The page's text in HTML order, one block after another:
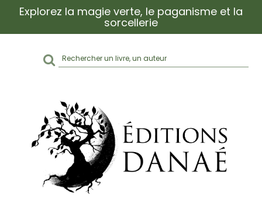
Explorez la magie verte, le paganisme et la
sorcellerie
Rechercher
sur